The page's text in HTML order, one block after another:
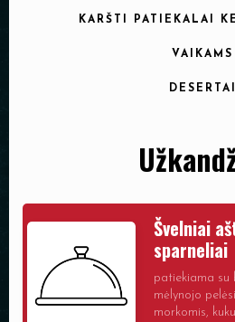
KARŠTI PATIEKALAI
VAIKAMS
DESERTAI
Švelniai
sparneliai
patiekiama su
mėlynojo
morkomis,